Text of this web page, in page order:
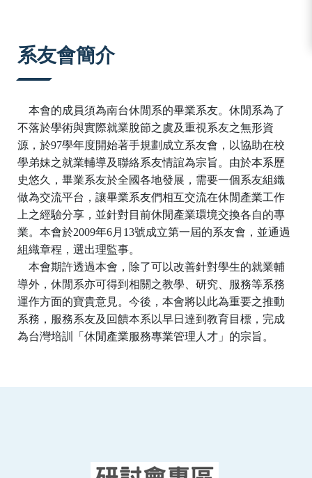
系友會簡介
本會的成員須為南台休閒系的畢業系友。休閒系為了
不落於學術與實際就業脫節之虞及重視系友之無形資
源，於97學年度開始著手規劃成立系友會，以協助在校
學弟妹之就業輔導及聯絡系友情誼為宗旨。由於本系歷
史悠久，畢業系友於全國各地發展，需要一個系友組織
做為交流平台，讓畢業系友們相互交流在休閒產業工作
上之經驗分享，並針對目前休閒產業環境交換各自的專
業。本會於2009年6月 13號成立第一屆的系友會，並通過
組織章程，選出理監事。
本會期許透過本會，除了可以改善針對學生的就業輔
導外，休閒系亦可得到相關之教學、研究、服務等系務
運作方面的寶貴意見。今後，本會將以此為重要之推動
系務，服務系友及回饋本系以早日達到教育目標，完成
為台灣培訓「休閒產業服務專業管理人才」的宗旨。